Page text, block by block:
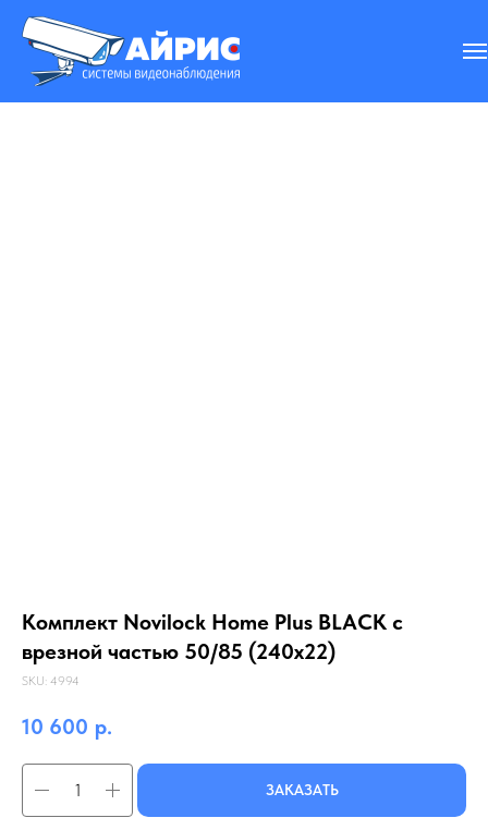
Комплект Novilock Home Plus BLACK с
врезной частью 50/85 (240x22)
SKU: 4994
10 600 р.
ЗАКАЗАТЬ